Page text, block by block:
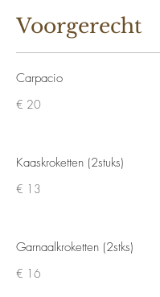
Voorgerecht
Carpacio
€ 20
Kaaskroketten (2stuks)
€ 13
Garnaalkroketten (2stks)
€ 16